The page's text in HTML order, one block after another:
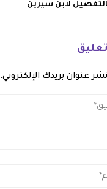
لابن سيرين
عنوان بريدك الإلكتروني.